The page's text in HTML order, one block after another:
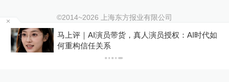
马上评｜AI演员带货，真人演员授权：AI时代如
何重构信任关系
©2014~2026 上海东方报业有限公司
沪ICP证：沪B2-20170116 | 沪ICP备14003370号
互联网新闻信息服务许可证：31120170006
沪公网安备 31010602000299号